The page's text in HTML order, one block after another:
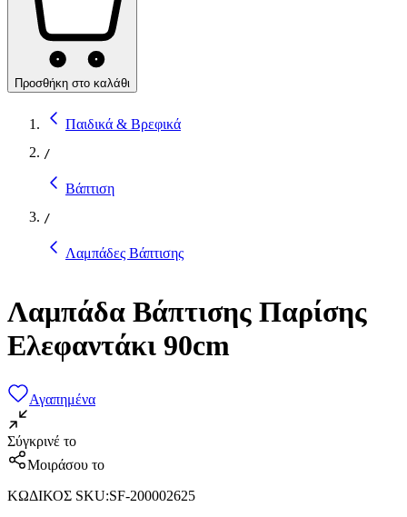
Προσθήκη στο καλάθι
Παιδικά & Βρεφικά
/
Βάπτιση
/
Λαμπάδες Βάπτισης
Λαμπάδα Βάπτισης Παρίσης
Ελεφαντάκι 90cm
Αγαπημένα
Σύγκρινέ το
Μοιράσου το
ΚΩΔΙΚΟΣ SKU:SF-200002625